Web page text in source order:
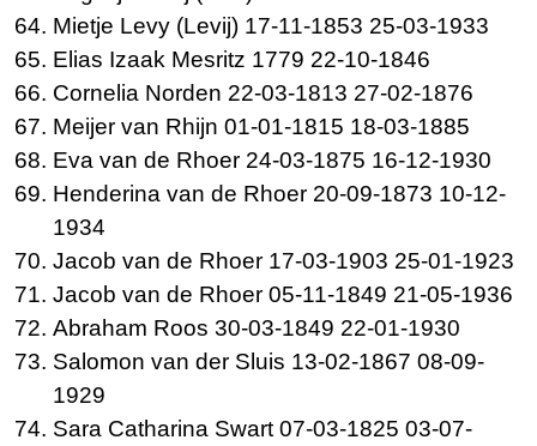
Mietje Levy (Levij) 17-11-1853 25-03-1933
Elias Izaak Mesritz 1779 22-10-1846
Cornelia Norden 22-03-1813 27-02-1876
Meijer van Rhijn 01-01-1815 18-03-1885
Eva van de Rhoer 24-03-1875 16-12-1930
Henderina van de Rhoer 20-09-1873 10-12-
1934
Jacob van de Rhoer 17-03-1903 25-01-1923
Jacob van de Rhoer 05-11-1849 21-05-1936
Abraham Roos 30-03-1849 22-01-1930
Salomon van der Sluis 13-02-1867 08-09-
1929
Sara Catharina Swart 07-03-1825 03-07-